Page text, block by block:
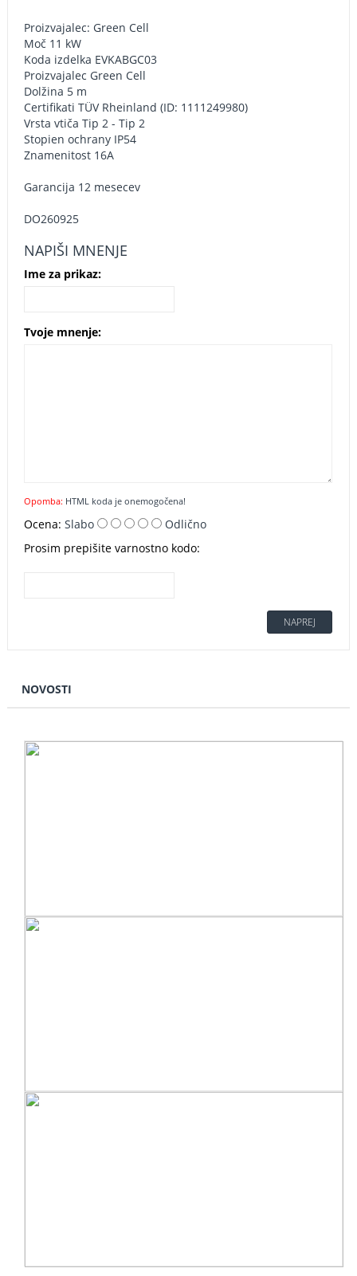
Proizvajalec: Green Cell
Moč 11 kW
Koda izdelka EVKABGC03
Proizvajalec Green Cell
Dolžina 5 m
Certifikati TÜV Rheinland (ID: 1111249980)
Vrsta vtiča Tip 2 - Tip 2
Stopien ochrany IP54
Znamenitost 16A
Garancija 12 mesecev
DO260925
NAPIŠI MNENJE
Ime za prikaz:
Tvoje mnenje:
Opomba: HTML koda je onemogočena!
Ocena: Slabo
Odlično
Prosim prepišite varnostno kodo:
NAPREJ
NOVOSTI